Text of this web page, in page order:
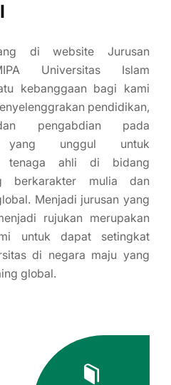
di website Jurusan
Universitas Islam
kebanggaan bagi kami
pendidikan,
pengabdian pada
yang unggul untuk
tenaga ahli di bidang
berkarakter mulia dan
Menjadi jurusan yang
rujukan merupakan
untuk dapat setingkat
di negara maju yang
global.